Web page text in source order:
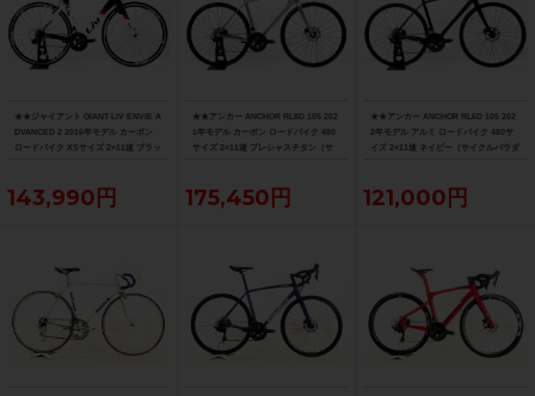
★★ジャイアント GIANT LIV ENVIE A
DVANCED 2 2016年モデル カーボン
ロードバイク XSサイズ 2×11速 ブラッ
143,990円
★★アンカー ANCHOR RL8D 105 202
1年モデル カーボン ロードバイク 480
サイズ 2×11速 プレシャスチタン（サ
175,450円
★★アンカー ANCHOR RL6D 105 202
2年モデル アルミ ロードバイク 480サ
イズ 2×11速 ネイビー（サイクルパラダ
121,000円